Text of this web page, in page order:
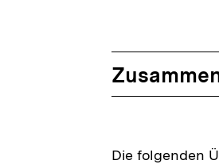
Die folgenden